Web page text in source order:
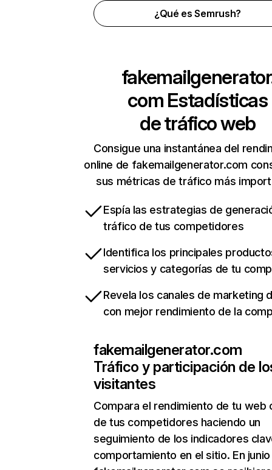
¿Qué es Semrush?
com Estadísticas
de tráfico web
Consigue una instantánea del
online de fakemailgenerator.com
sus métricas de tráfico más
Espía las estrategias de
tráfico de tus competidores
Identifica los principales
servicios y categorías de tu
Revela los canales de marketing
con mejor rendimiento de la
fakemailgenerator.com
Tráfico y participación de
visitantes
Compara el rendimiento de tu web
de tus competidores haciendo un
seguimiento de los indicadores
comportamiento en el sitio. En junio